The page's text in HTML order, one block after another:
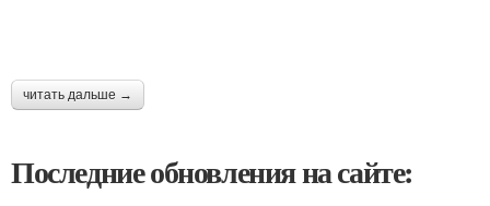
читать дальше →
Последние обновления на сайте: